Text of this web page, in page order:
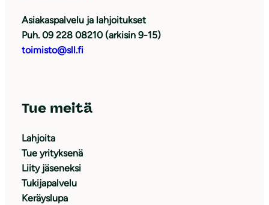
Asiakaspalvelu ja lahjoitukset
Puh. 09 228 08210 (arkisin 9-15)
toimisto@sll.fi
Tue meitä
Lahjoita
Tue yrityksenä
Liity jäseneksi
Tukijapalvelu
Keräyslupa